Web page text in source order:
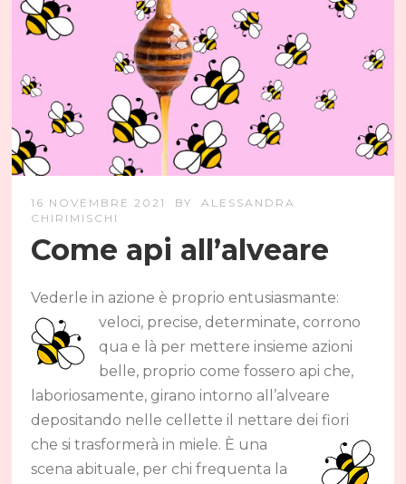
16 NOVEMBRE 2021 BY
ALESSANDRA
CHIRIMISCHI
Come api all’alveare
Vederle in azione è proprio entusiasmante:
veloci, precise, determinate, corrono
qua e là per mettere insieme azioni
belle, proprio come fossero api che,
laboriosamente, girano intorno all’alveare
depositando nelle cellette il nettare dei fiori
che si trasformerà in miele. È una
scena abituale, per chi frequenta la